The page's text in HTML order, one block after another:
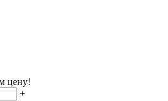
цену!
+